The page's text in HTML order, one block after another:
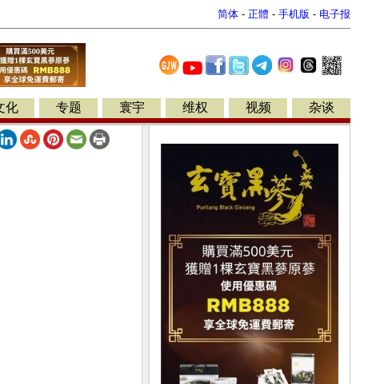
简体 - 正體 - 手机版 - 电子报
化 专题 寰宇 维权 视频 杂谈